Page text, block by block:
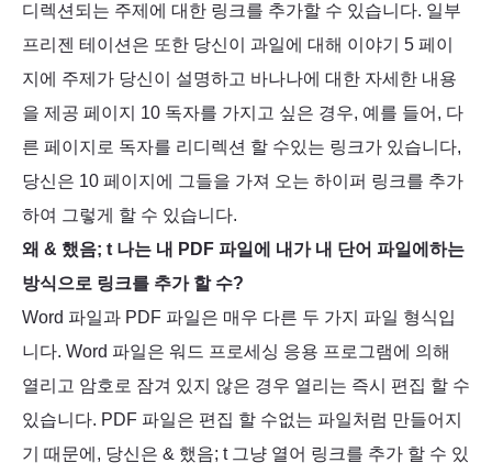
디렉션되는 주제에 대한 링크를 추가할 수 있습니다. 일부
프리젠 테이션은 또한 당신이 과일에 대해 이야기 5 페이
지에 주제가 당신이 설명하고 바나나에 대한 자세한 내용
을 제공 페이지 10 독자를 가지고 싶은 경우, 예를 들어, 다
른 페이지로 독자를 리디렉션 할 수있는 링크가 있습니다,
당신은 10 페이지에 그들을 가져 오는 하이퍼 링크를 추가
하여 그렇게 할 수 있습니다.
왜 & 했음; t 나는 내 PDF 파일에 내가 내 단어 파일에하는
방식으로 링크를 추가 할 수?
Word 파일과 PDF 파일은 매우 다른 두 가지 파일 형식입
니다. Word 파일은 워드 프로세싱 응용 프로그램에 의해
열리고 암호로 잠겨 있지 않은 경우 열리는 즉시 편집 할 수
있습니다. PDF 파일은 편집 할 수없는 파일처럼 만들어지
기 때문에, 당신은 & 했음; t 그냥 열어 링크를 추가 할 수 있